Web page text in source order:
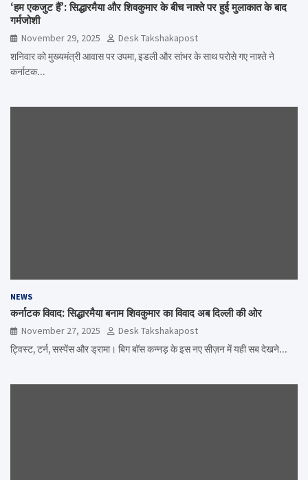
‘हम एकजुट हैं’: सिद्धारमैया और शिवकुमार के बीच नाश्ते पर हुई मुलाकात के बाद
गर्मजोशी
November 29, 2025
Desk Takshakapost
शनिवार को मुख्यमंत्री आवास पर उपमा, इडली और सांभर के साथ परोसे गए नाश्ते ने
कर्नाटक…
NEWS
कर्नाटक विवाद: सिद्धारमैया बनाम शिवकुमार का विवाद अब दिल्ली की ओर
November 27, 2025
Desk Takshakapost
ट्विस्ट, टर्न, सस्पेंस और ड्रामा। बिग बॉस कन्नड़ के इस नए सीज़न में यही सब देखने…